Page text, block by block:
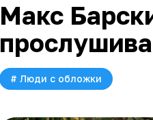
Макс
# Люди с обложки